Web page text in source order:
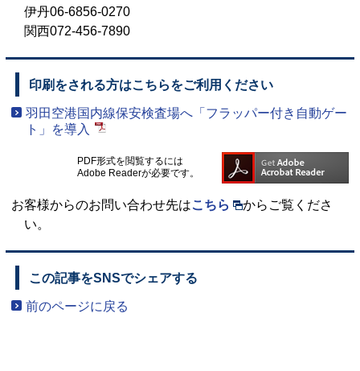
伊丹06-6856-0270
関西072-456-7890
印刷をされる方はこちらをご利用ください
羽田空港国内線保安検査場へ「フラッパー付き自動ゲー
ト」を導入
PDF形式を閲覧するには
Adobe Readerが必要です。
お客様からのお問い合わせ先はこちら
からご覧くださ
い。
この記事をSNSでシェアする
前のページに戻る